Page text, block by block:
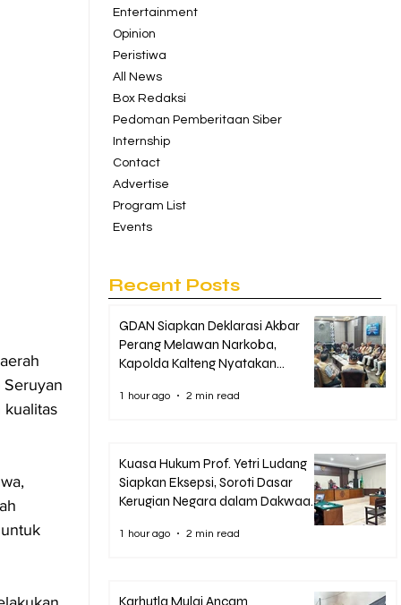
kualitas
Entertainment
Opinion
Peristiwa
All News
Box Redaksi
Pedoman Pemberitaan Siber
Internship
Contact
Advertise
Program List
Events
Recent Posts
GDAN Siapkan Deklarasi Akbar
Perang Melawan Narkoba,
Kapolda Kalteng Nyatakan
1 hour ago 2 min read
Kuasa Hukum Prof. Yetri Ludang
Siapkan Eksepsi, Soroti Dasar
Kerugian Negara dalam Dakwaan
1 hour ago 2 min read
Karhutla Mulai Ancam